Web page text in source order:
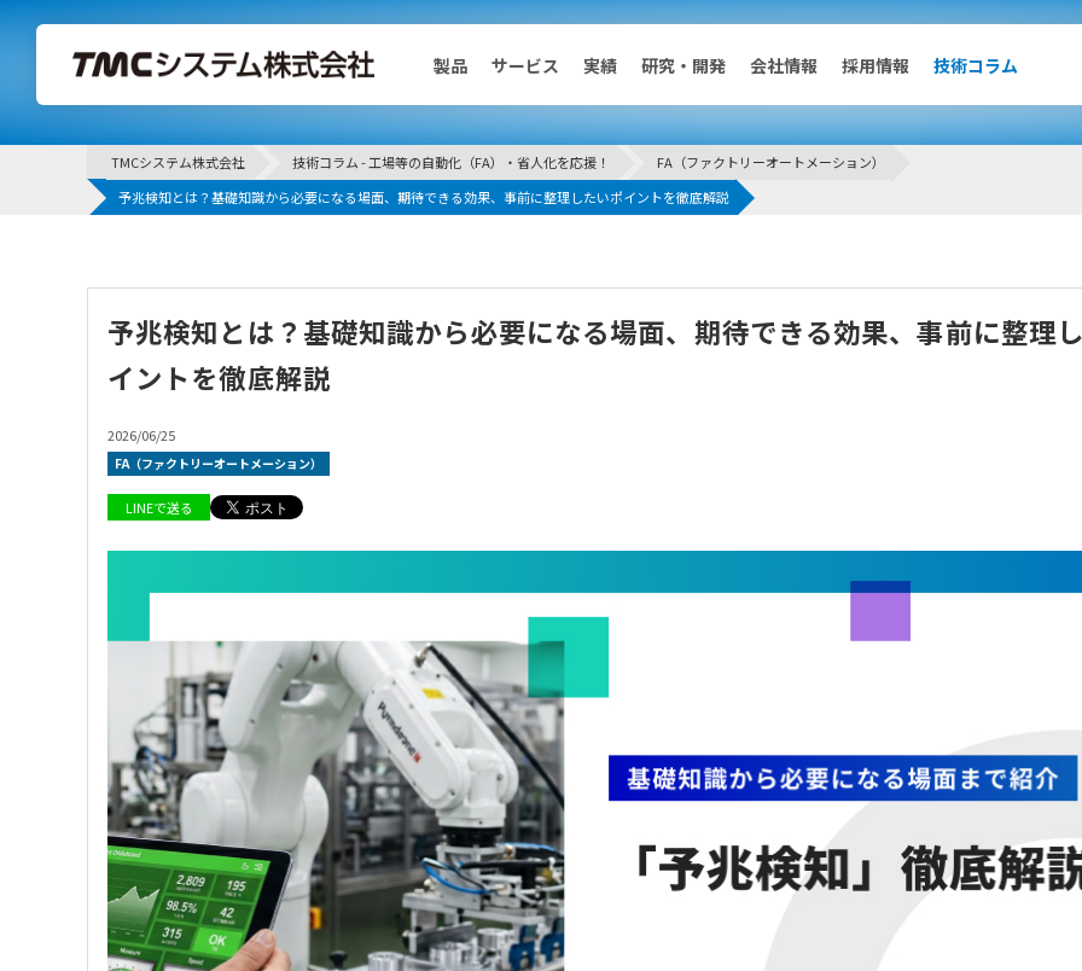
製品 サービス 実績 研究・開発 会社情報 採用情報 技術コラム
製品
定量加振機
定量加振機インパルスハンマ版
サービス
装置開発
筐体設計
会社情報
会社概要
社長メッセージ
沿革
環境への取り組み
健康経営への取り組み
採用情報
イベント・展示会出展情報
お知らせ
技術コラム
TMCシステム株式会社 技術コラム - 工場等の自動化（FA）・省人化を応援！
FA（ファクトリーオートメーション）
予兆検知とは？基礎知識から必要になる場面、期待できる効果、事前に整理したいポイントを徹底解説
予兆検知とは？基礎知識から必要になる場面、期待できる効果、事前に整理
イントを徹底解説
2026/06/25
FA（ファクトリーオートメーション）
LINEで送る